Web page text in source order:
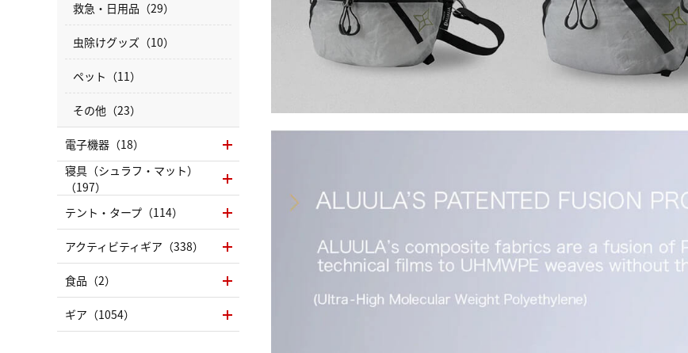
救急・日用品（29）
虫除けグッズ（10）
ペット（11）
その他（23）
電子機器（18）
寝具（シュラフ・マット）
（197）
テント・タープ（114）
アクティビティギア（338）
食品（2）
ギア（1054）